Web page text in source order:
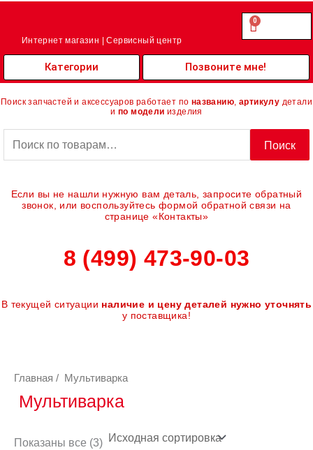
Перейти
Интернет магазин | Сервисный центр
0.00
0
Cart
Категории Позвоните мне!
Поиск запчастей и аксессуаров работает по названию артикулу детали
и по модели изделия
Поиск
Если вы не нашли нужную вам деталь, запросите обратный
звонок, или воспользуйтесь формой обратной связи на
странице «Контакты»
8 (499) 473-90-03
В текущей ситуации наличие и цену деталей нужно уточнять
у поставщика!
Главная / Мультиварка
Мультиварка
Показаны все (3)